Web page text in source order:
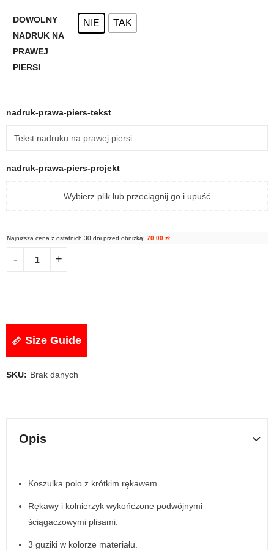
DOWOLNY
NADRUK NA
PRAWEJ
PIERSI
NIE TAK
nadruk-prawa-piers-tekst
nadruk-prawa-piers-projekt
Wybierz plik lub przeciągnij go i upuść
Najniższa cena z ostatnich 30 dni przed obniżką: 70,00 zł
Size Guide
SKU: Brak danych
Opis
Koszulka polo z krótkim rękawem.
Rękawy i kołnierzyk wykończone podwójnymi
ściągaczowymi plisami.
3 guziki w kolorze materiału.